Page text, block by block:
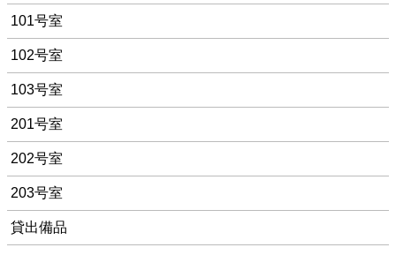
101号室
102号室
103号室
201号室
202号室
203号室
貸出備品